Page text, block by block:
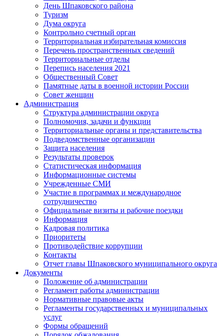
День Шпаковского района
Туризм
Дума округа
Контрольно счетный орган
Территориальная избирательная комиссия
Перечень пространственных сведений
Территориальные отделы
Перепись населения 2021
Общественный Совет
Памятные даты в военной истории России
Совет женщин
Администрация
Структура администрации округа
Полномочия, задачи и функции
Территориальные органы и представительства
Подведомственные организации
Защита населения
Результаты проверок
Статистическая информация
Информационные системы
Учрежденные СМИ
Участие в программах и международное
сотрудничество
Официальные визиты и рабочие поездки
Информация
Кадровая политика
Приоритеты
Противодействие коррупции
Контакты
Отчет главы Шпаковского муниципального округа
Документы
Положение об администрации
Регламент работы администрации
Нормативные правовые акты
Регламенты государственных и муниципальных
услуг
Формы обращений